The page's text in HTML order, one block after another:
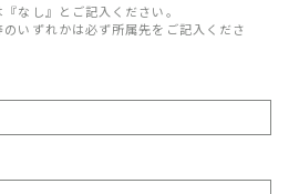
なし』とご記入ください。
のいずれかは必ず所属先をご記入くださ